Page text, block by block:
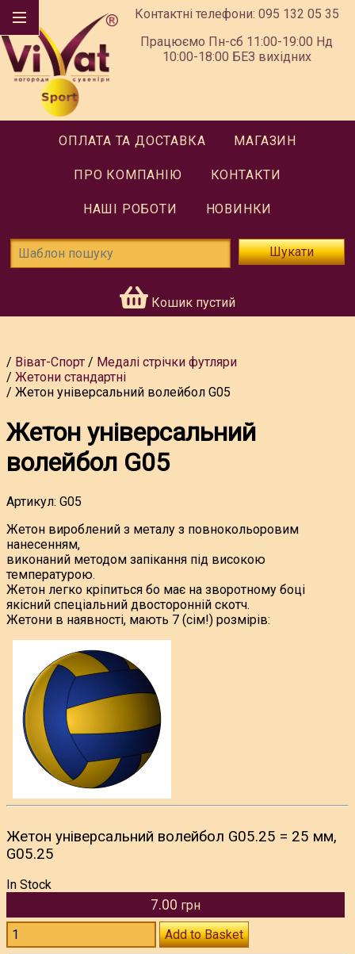
Контактні телефони: 095 132 05 35
Працюємо Пн-сб 11:00-19:00 Нд
10:00-18:00 БЕЗ вихідних
ОПЛАТА ТА ДОСТАВКА МАГАЗИН
ПРО КОМПАНІЮ КОНТАКТИ
НАШІ РОБОТИ НОВИНКИ
Шукати
Кошик пустий
Віват-Спорт
Медалі стрічки футляри
Жетони стандартні
Жетон універсальний волейбол G05
Жетон універсальний
волейбол G05
Артикул: G05
Жетон вироблений з металу з повнокольоровим
нанесенням,
виконаний методом запікання під високою
температурою.
Жетон легко кріпиться бо має на зворотному боці
якісний спеціальний двосторонній скотч.
Жетони в наявності, мають 7 (сім!) розмірів:
Жетон універсальний волейбол G05.25 = 25 мм,
G05.25
In Stock
7.00 грн
Add to Basket